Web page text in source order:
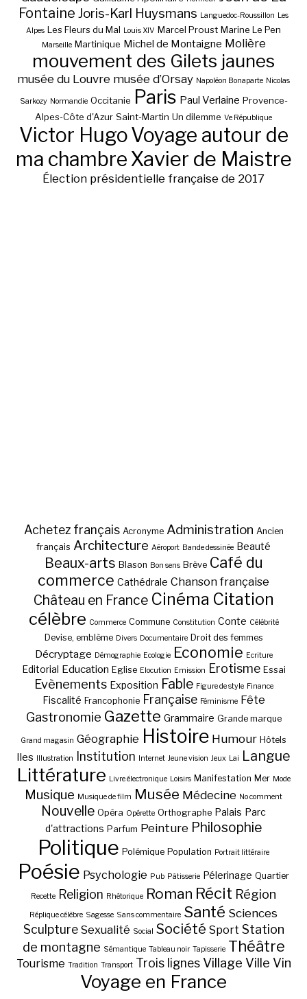
Fontaine Joris-Karl Huysmans Languedoc-Roussillon Les
Alpes Les Fleurs du Mal Louis XIV Marcel Proust Marine Le Pen
Marseille Martinique Michel de Montaigne Molière
mouvement des Gilets jaunes
musée du Louvre musée d’Orsay Napoléon Bonaparte Nicolas
Sarkozy Normandie Occitanie Paris Paul Verlaine Provence-
Alpes-Côte d'Azur Saint-Martin Un dilemme Ve République
Victor HugoVoyage autour de
ma chambre Xavier de Maistre
Élection présidentielle française de 2017
Achetez français Acronyme Administration Ancien
français Architecture Aéroport Bande dessinée Beauté
Beaux-arts Blason Bon sens Brève Café du
commerce Cathédrale Chanson française
Château en France Cinéma Citation
célèbre Commerce Commune Constitution Conte Célébrité
Devise, emblème Divers Documentaire Droit des femmes
Décryptage Démographie Ecologie Economie Ecriture
Editorial Education Eglise Elocution Emission Erotisme Essai
Evènements Exposition Fable Figure de style Finance
Fiscalité Francophonie Française Féminisme Fête
Gastronomie Gazette Grammaire Grande marque
Grand magasin Géographie Histoire Humour Hôtels
Iles Illustration Institution Internet Jeune vision Jeux Lai Langue
Littérature Livre électronique Loisirs Manifestation Mer Mode
Musique Musique de film Musée Médecine No comment
Nouvelle Opéra Opérette Orthographe Palais Parc
d'attractions Parfum Peinture Philosophie
Politique Polémique Population Portrait littéraire
Poésie Psychologie Pub Pâtisserie Pélerinage Quartier
Recette Religion Rhétorique Roman Récit Région
Réplique célèbre Sagesse Sans commentaire Santé Sciences
Sculpture Sexualité Social Société Sport Station
de montagne Sémantique Tableau noir Tapisserie Théâtre
Tourisme Tradition Transport Trois lignes Village Ville Vin
Voyage en France